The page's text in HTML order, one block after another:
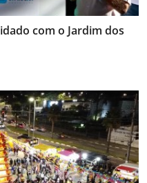
com o Jardim dos